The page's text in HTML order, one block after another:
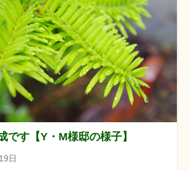
です【Y・M様邸の様子】
日